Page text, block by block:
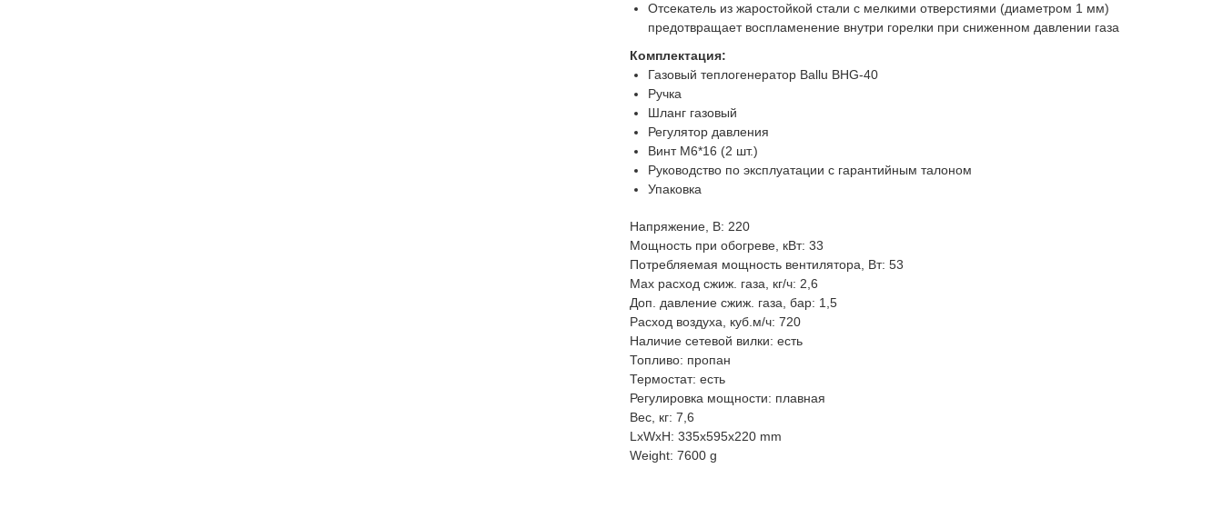
Отсекатель из жаростойкой стали с мелкими отверстиями (диаметром 1 мм)
предотвращает воспламенение внутри горелки при сниженном давлении газа
Комплектация:
Газовый теплогенератор Ballu BHG-40
Ручка
Шланг газовый
Регулятор давления
Винт М6*16 (2 шт.)
Руководство по эксплуатации с гарантийным талоном
Упаковка
Напряжение, В: 220
Мощность при обогреве, кВт: 33
Потребляемая мощность вентилятора, Вт: 53
Max расход сжиж. газа, кг/ч: 2,6
Доп. давление сжиж. газа, бар: 1,5
Расход воздуха, куб.м/ч: 720
Наличие сетевой вилки: есть
Топливо: пропан
Термостат: есть
Регулировка мощности: плавная
Вес, кг: 7,6
LxWxH: 335x595x220 mm
Weight: 7600 g